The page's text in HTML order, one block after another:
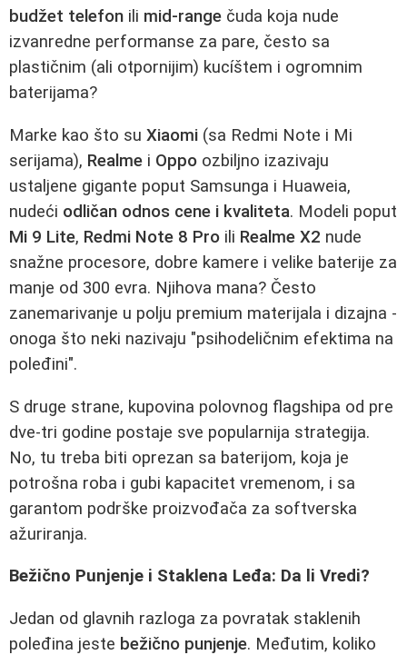
budžet telefon ili mid-range čuda koja nude
izvanredne performanse za pare, često sa
plastičnim (ali otpornijim) kucíštem i ogromnim
baterijama?
Marke kao što su Xiaomi (sa Redmi Note i Mi
serijama), Realme i Oppo ozbiljno izazivaju
ustaljene gigante poput Samsunga i Huaweia,
nudeći odličan odnos cene i kvaliteta. Modeli poput
Mi 9 Lite, Redmi Note 8 Pro ili Realme X2 nude
snažne procesore, dobre kamere i velike baterije za
manje od 300 evra. Njihova mana? Često
zanemarivanje u polju premium materijala i dizajna -
onoga što neki nazivaju "psihodeličnim efektima na
poleđini".
S druge strane, kupovina polovnog flagshipa od pre
dve-tri godine postaje sve popularnija strategija.
No, tu treba biti oprezan sa baterijom, koja je
potrošna roba i gubi kapacitet vremenom, i sa
garantom podrške proizvođača za softverska
ažuriranja.
Bežično Punjenje i Staklena Leđa: Da li Vredi?
Jedan od glavnih razloga za povratak staklenih
poleđina jeste bežično punjenje. Međutim, koliko